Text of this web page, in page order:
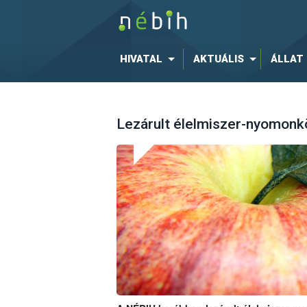
HIVATAL AKTUÁLIS ÁLLAT
Lezárult élelmiszer-